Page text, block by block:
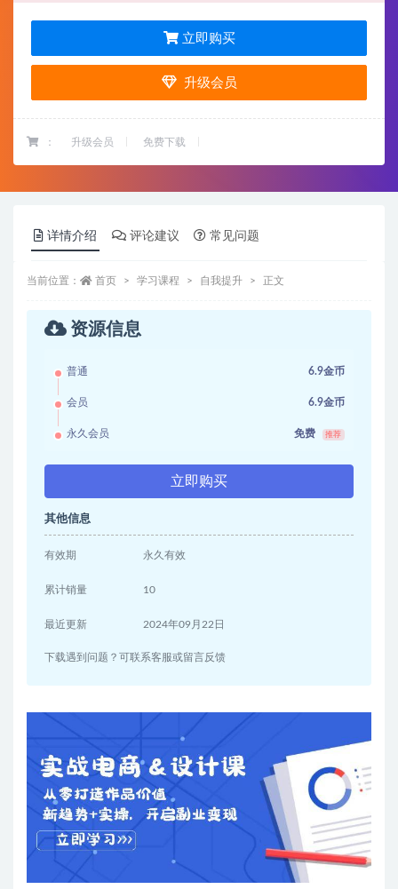
立即购买
升级会员
： 升级会员 免费下载
详情介绍 评论建议 常见问题
当前位置： 首页 学习课程 自我提升 正文
资源信息
普通 6.9金币
会员 6.9金币
永久会员 免费 推荐
立即购买
其他信息
有效期 永久有效
累计销量 10
最近更新 2024年09月22日
下载遇到问题？可联系客服或留言反馈